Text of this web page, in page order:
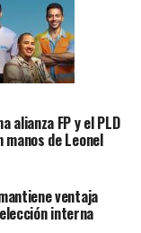
alianza FP y el PLD
de Leonel
ventaja
interna